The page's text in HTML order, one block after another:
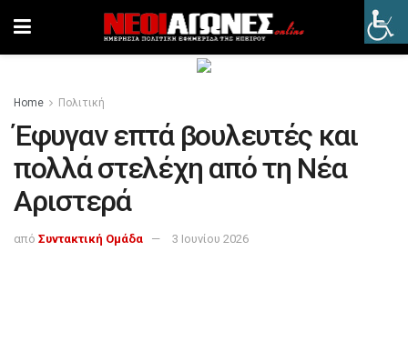
Home Πολιτική
Έφυγαν επτά βουλευτές και
πολλά στελέχη από τη Νέα
Αριστερά
από Συντακτική Ομάδα 3 Ιουνίου 2026